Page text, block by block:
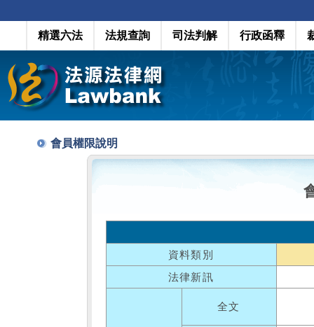
精選六法 法規查詢 司法判解 行政函釋
會員權限說明
資料類別
法律新訊
全文